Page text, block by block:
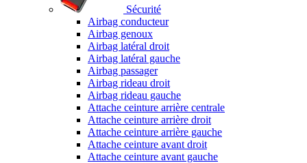
Sécurité
Airbag conducteur
Airbag genoux
Airbag latéral droit
Airbag latéral gauche
Airbag passager
Airbag rideau droit
Airbag rideau gauche
Attache ceinture arrière centrale
Attache ceinture arrière droit
Attache ceinture arrière gauche
Attache ceinture avant droit
Attache ceinture avant gauche